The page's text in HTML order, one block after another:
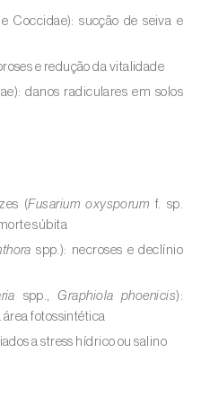
L.)
spp.)
sativa)
)
betulus
Coccidae): sucção de seiva e
e redução da vitalidade
danos radiculares em solos
(Fusarium oxysporum f. sp.
súbita
spp.): necroses e declínio
spp.,Graphiola phoenicis):
área fotossintética
a stress hídrico ou salino